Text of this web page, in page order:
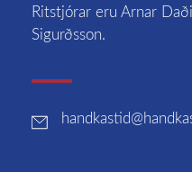
Ritstjórar eru Arnar
Sigurðsson.
handkastid